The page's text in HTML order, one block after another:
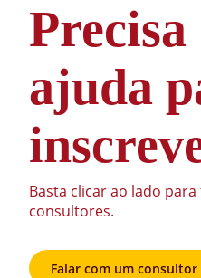
Precisa
ajuda
Basta clicar ao lado
consultores.
Falar com um consultor